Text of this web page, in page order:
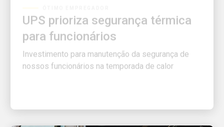
para funcionários
Investimento para manutenção da segurança de
nossos funcionários na temporada de calor